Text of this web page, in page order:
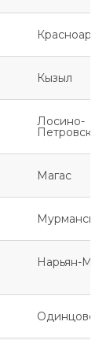
Кызыл
Лосино-
Петровский
Магас
Мурманск
Нарьян-Мар
Одинцово